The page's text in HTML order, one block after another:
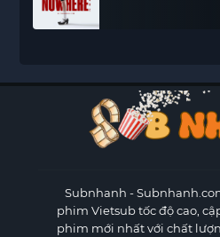
Subnhanh -
phim Vietsub tốc độ cao,
phim mới nhất với chất